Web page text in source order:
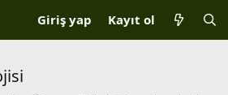
Giriş yap Kayıt ol